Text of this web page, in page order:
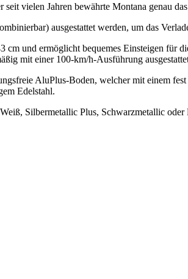
vielen Jahren bewährte Montana genau
ausgestattet werden, um das
und ermöglicht bequemes Einsteigen für
mit einer 100-km/h-Ausführung
AluPlus-Boden, welcher mit einem
Edelstahl.
Silbermetallic Plus, Schwarzmetallic